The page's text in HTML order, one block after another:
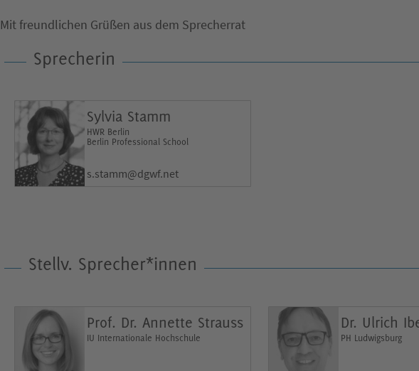
Mit freundlichen Grüßen aus dem Sprecherrat
Sprecherin
Sylvia Stamm
HWR Berlin
Berlin Professional School
s.stamm@dgwf.net
Stellv. Sprecher*innen
Prof. Dr. Annette Strauss
IU Internationale Hochschule
Dr. Ulrich
PH Ludwigsburg